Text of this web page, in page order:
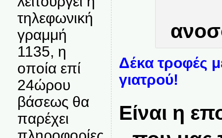
τηλεφωνική
γραμμή
1135, η
οποία επί
24ώρου
βάσεως θα
παρέχει
Δέκα τροφές
γιατρού!
Είναι η